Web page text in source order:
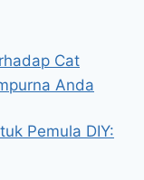
Cat
Anda
Pemula DIY: